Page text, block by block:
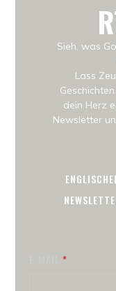
Sieh, was
Lass
dein Herz
Newsletter